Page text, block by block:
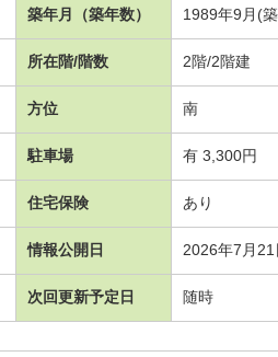
築年月（築年数） 1989年9月(
所在階/階数 2階/2階建
方位 南
駐車場 有 3,300円
住宅保険 あり
情報公開日 2026年7月21
次回更新予定日 随時